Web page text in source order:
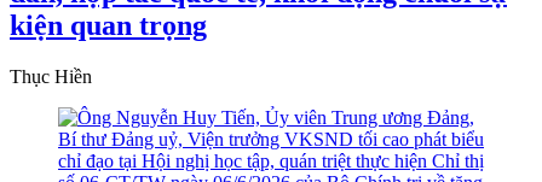
kiện quan trọng
Thục Hiền